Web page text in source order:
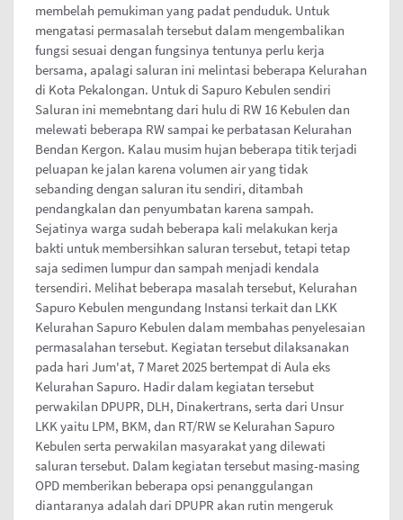
membelah pemukiman yang padat penduduk. Untuk
mengatasi permasalah tersebut dalam mengembalikan
fungsi sesuai dengan fungsinya tentunya perlu kerja
bersama, apalagi saluran ini melintasi beberapa Kelurahan
di Kota Pekalongan. Untuk di Sapuro Kebulen sendiri
Saluran ini memebntang dari hulu di RW 16 Kebulen dan
melewati beberapa RW sampai ke perbatasan Kelurahan
Bendan Kergon. Kalau musim hujan beberapa titik terjadi
peluapan ke jalan karena volumen air yang tidak
sebanding dengan saluran itu sendiri, ditambah
pendangkalan dan penyumbatan karena sampah.
Sejatinya warga sudah beberapa kali melakukan kerja
bakti untuk membersihkan saluran tersebut, tetapi tetap
saja sedimen lumpur dan sampah menjadi kendala
tersendiri. Melihat beberapa masalah tersebut, Kelurahan
Sapuro Kebulen mengundang Instansi terkait dan LKK
Kelurahan Sapuro Kebulen dalam membahas penyelesaian
permasalahan tersebut. Kegiatan tersebut dilaksanakan
pada hari Jum'at, 7 Maret 2025 bertempat di Aula eks
Kelurahan Sapuro. Hadir dalam kegiatan tersebut
perwakilan DPUPR, DLH, Dinakertrans, serta dari Unsur
LKK yaitu LPM, BKM, dan RT/RW se Kelurahan Sapuro
Kebulen serta perwakilan masyarakat yang dilewati
saluran tersebut. Dalam kegiatan tersebut masing-masing
OPD memberikan beberapa opsi penanggulangan
diantaranya adalah dari DPUPR akan rutin mengeruk